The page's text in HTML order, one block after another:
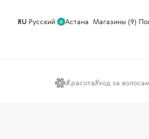
RU Русский Астана Магазины (9)
КрасотаУход за